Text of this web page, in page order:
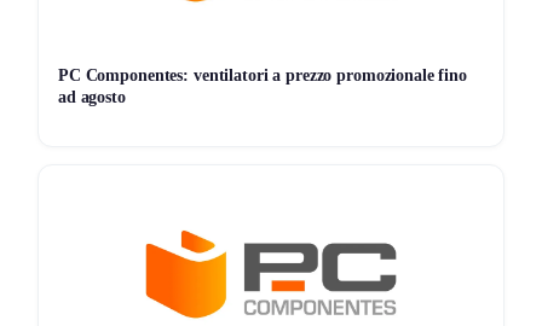
Non perdere l’opportunità di equipaggiarti con la tecnologia
Non vuoi perderti nessuna offerta? Allora unisciti al
PC Componentes: ventilatori a prezzo promozionale fino
ad agosto